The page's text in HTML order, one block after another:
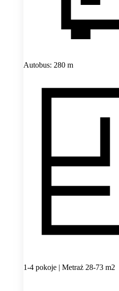
Autobus: 280 m
1-4 pokoje | Metraż 28-73 m2